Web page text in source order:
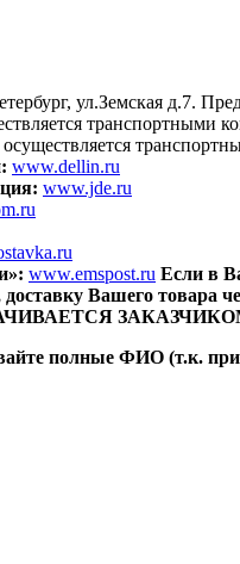
ул.Земская д.7.
транспортными
www.dellin.ru
www.jde.ru
www.emspost.ru Если в
доставку Вашего товара
ЗАКАЗЧИКОМ
полные ФИО (т.к.